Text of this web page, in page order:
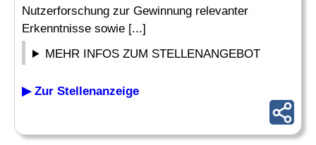
Nutzerforschung zur Gewinnung relevanter
Erkenntnisse sowie [...]
MEHR INFOS ZUM STELLENANGEBOT
▶ Zur Stellenanzeige